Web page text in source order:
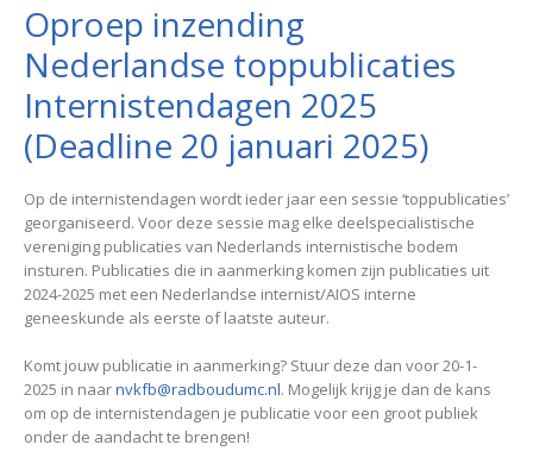
Oproep inzending
Nederlandse toppublicaties
Internistendagen 2025
(Deadline 20 januari 2025)
Op de internistendagen wordt ieder jaar een sessie ‘toppublicaties’
georganiseerd. Voor deze sessie mag elke deelspecialistische
vereniging publicaties van Nederlands internistische bodem
insturen. Publicaties die in aanmerking komen zijn publicaties uit
2024-2025 met een Nederlandse internist/AIOS interne
geneeskunde als eerste of laatste auteur.
Komt jouw publicatie in aanmerking? Stuur deze dan voor 20-1-
2025 in naarnvkfb@radboudumc.nl. Mogelijk krijg je dan de kans
om op de internistendagen je publicatie voor een groot publiek
onder de aandacht te brengen!